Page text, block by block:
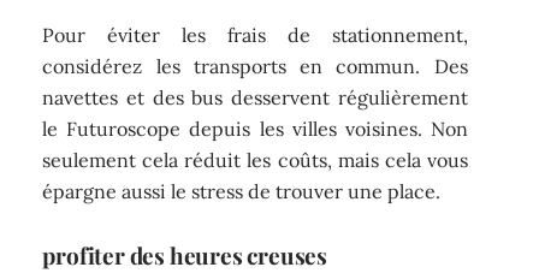
Pour éviter les frais de stationnement,
considérez les transports en commun. Des
navettes et des bus desservent régulièrement
le Futuroscope depuis les villes voisines. Non
seulement cela réduit les coûts, mais cela vous
épargne aussi le stress de trouver une place.
profiter des heures creuses